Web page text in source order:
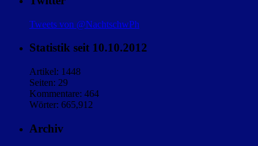
Tweets von @NachtschwPh
Statistik seit 10.10.2012
Artikel: 1448
Seiten: 29
Kommentare: 464
Wörter: 665,912
Archiv